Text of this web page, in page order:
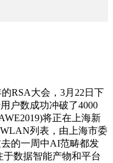
RSA大会，3月22日下
户数成功冲破了4000
将正在上海新
列表，由上海市委
的一周中AI范畴都发
数据智能产物和平台